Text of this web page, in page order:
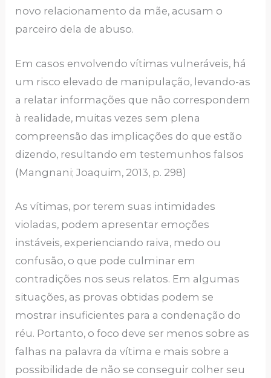
novo relacionamento da mãe, acusam o
parceiro dela de abuso.
Em casos envolvendo vítimas vulneráveis, há
um risco elevado de manipulação, levando-as
a relatar informações que não correspondem
à realidade, muitas vezes sem plena
compreensão das implicações do que estão
dizendo, resultando em testemunhos falsos
(Mangnani; Joaquim, 2013, p. 298)
As vítimas, por terem suas intimidades
violadas, podem apresentar emoções
instáveis, experienciando raiva, medo ou
confusão, o que pode culminar em
contradições nos seus relatos. Em algumas
situações, as provas obtidas podem se
mostrar insuficientes para a condenação do
réu. Portanto, o foco deve ser menos sobre as
falhas na palavra da vítima e mais sobre a
possibilidade de não se conseguir colher seu